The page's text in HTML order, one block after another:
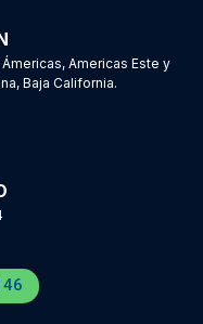
Americas Este y
Baja California.